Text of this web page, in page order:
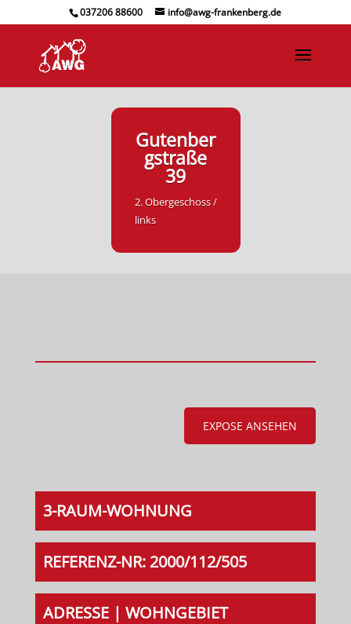
037206 88600 info@awg-frankenberg.de
Gutenber
gstraße
39
2. Obergeschoss /
links
EXPOSE ANSEHEN
3-RAUM-WOHNUNG
REFERENZ-NR: 2000/112/505
ADRESSE | WOHNGEBIET